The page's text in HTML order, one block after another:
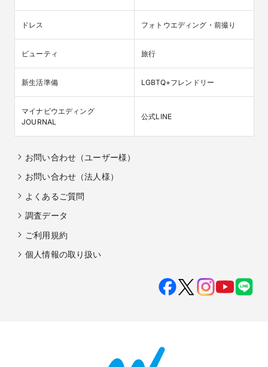
ドレス フォトウエディング・前撮り
ビューティ 旅行
新生活準備 LGBTQ+フレンドリー
マイナビウエディング
JOURNAL
公式LINE
お問い合わせ（ユーザー様）
お問い合わせ（法人様）
よくあるご質問
調査データ
ご利用規約
個人情報の取り扱い